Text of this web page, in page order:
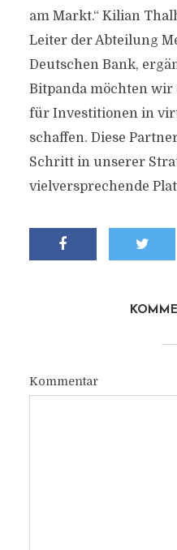
am Markt.“ Kilian
Leiter der Abteilung
Deutschen Bank,
Bitpanda möchten wir
für Investitionen in
schaffen. Diese
Schritt in unserer
vielversprechende
Kommentar